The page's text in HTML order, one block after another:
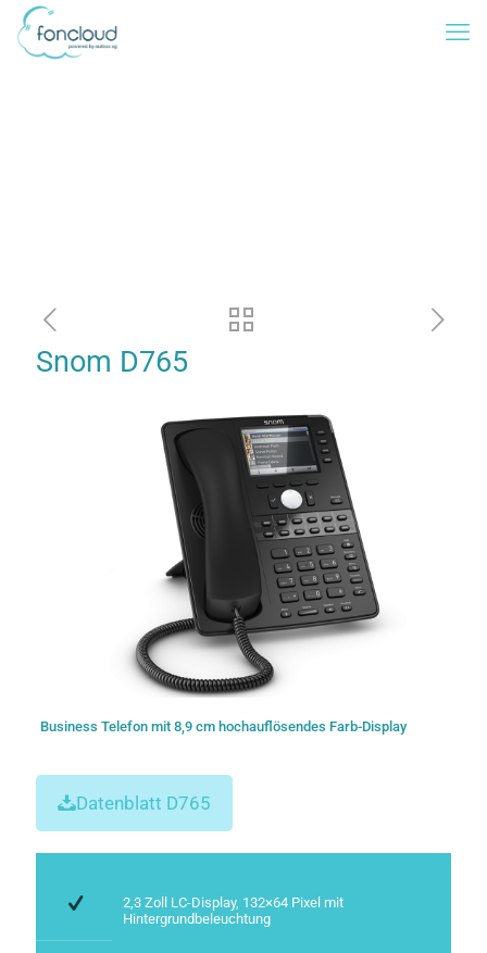
Snom D765
Business Telefon mit 8,9 cm hochauflösendes Farb-Display
Datenblatt D765
2,3 Zoll LC-Display, 132×64 Pixel mit
Hintergrundbeleuchtung